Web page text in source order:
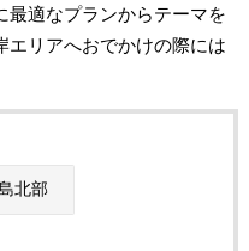
最適なプランからテーマを
エリアへおでかけの際には
北部